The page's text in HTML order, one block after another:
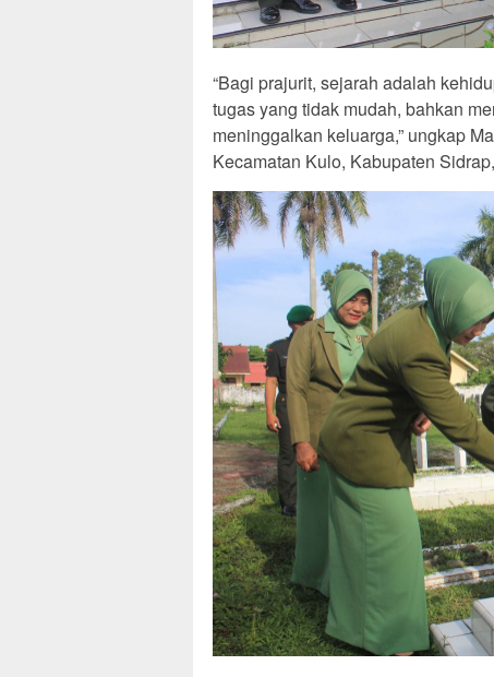
“Bagi prajurit, sejarah adalah
tugas yang tidak mudah, bahkan
meninggalkan keluarga,” ungkap
Kecamatan Kulo, Kabupaten